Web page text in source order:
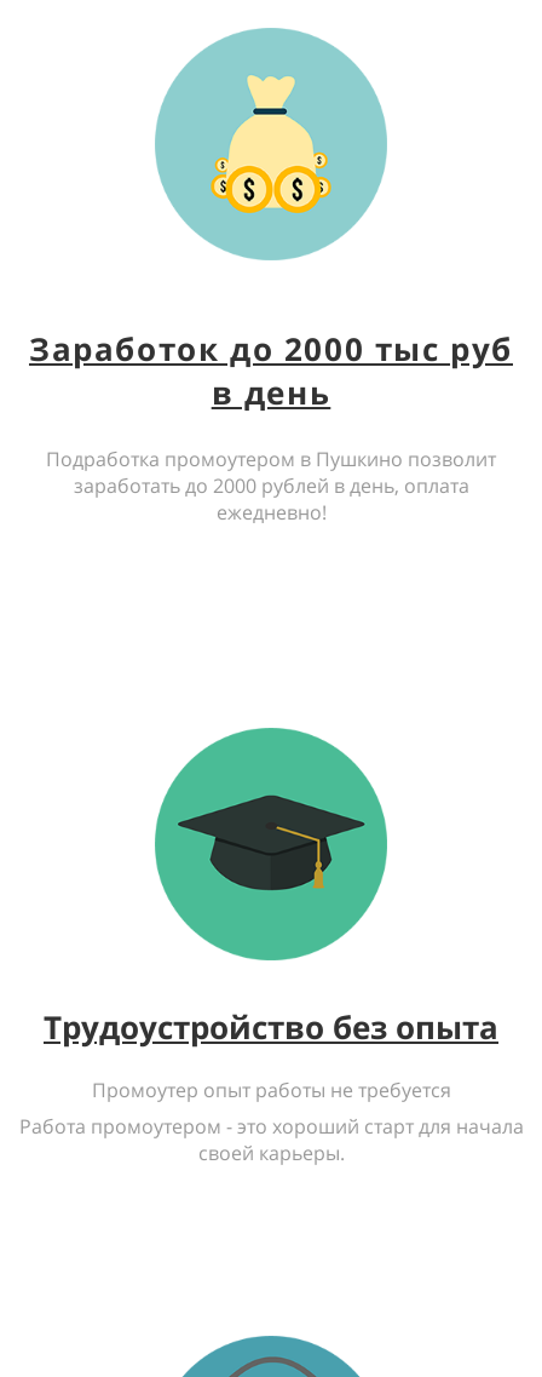
Заработок до 2000 тыс руб
в день
Подработка промоутером в Пушкино позволит
заработать до 2000 рублей в день, оплата
ежедневно!
Трудоустройство без опыта
Промоутер опыт работы не требуется
Работа промоутером - это хороший старт для начала
своей карьеры.